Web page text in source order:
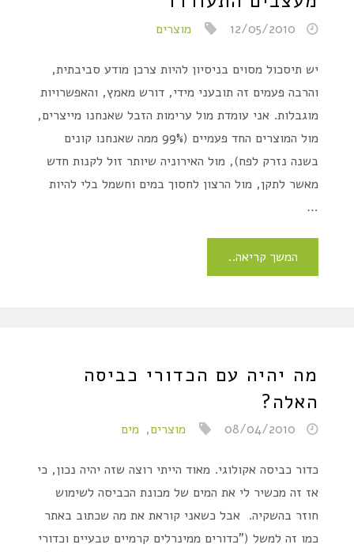
12/05/2010 מוצרים
יש תיסכול מסוים בניסיון להיות צרכן מודע סביבתית,
והרבה פעמים זה תובעני מידי, דורש מאמץ, והאפשרויות
מוגבלות. אני עומדת מול ערימות הזבל שאנחנו מייצרים,
מול המוצרים החד פעמיים (99% ממה שאנחנו קונים
בשנה נזרק לפח), מול האירוניה שיותר זול לקנות חדש
מאשר לתקן, מול הרצון לחסוך במים וחשמל בלי להיות
…
המשך קריאה..
מה יהיה עם הכדורי כביסה
האלה?
08/04/2010 מוצרים, מים
כדור כביסה אקולוגי. מאוד הייתי רוצה שזה יהיה נכון, כי
אז זה מכשיר לי את המים של מכונת הכביסה לשימוש
חוזר בהשקיה. אבל כשאני קוראת את מה שכתוב באתר
כמו זה למשל ("כדורים ממינרלים קרמיים טבעיים וכדורי